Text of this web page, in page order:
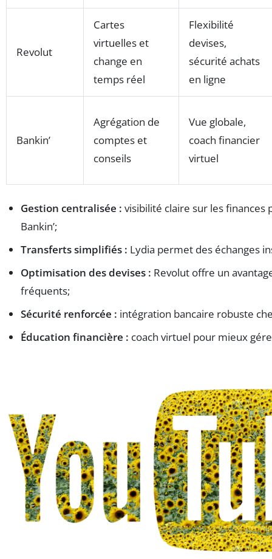
Revolut
Cartes
virtuelles et
change en
temps réel
Flexibilité
devises,
sécurité achats
en ligne
Bankin’
Agrégation de
comptes et
conseils
Vue globale,
coach financier
virtuel
Gestion centralisée : visibilité claire sur les finances
Bankin’;
Transferts simplifiés : Lydia permet des échanges
Optimisation des devises : Revolut offre un
fréquents;
Sécurité renforcée : intégration bancaire robuste
Éducation financière : coach virtuel pour mieux